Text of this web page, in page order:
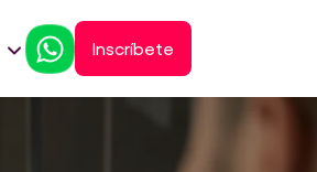
Inscríbete